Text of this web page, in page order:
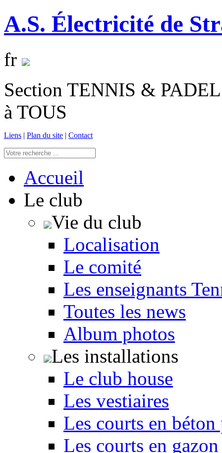
A.S. Électricité de
fr
Section TENNIS &
à TOUS
Liens | Plan du site | Contact
Accueil
Le club
Vie du club
Localisation
Le comité
Les enseignants
Toutes les news
Album photos
Les installations
Le club house
Les vestiaires
Les courts en
Les courts en